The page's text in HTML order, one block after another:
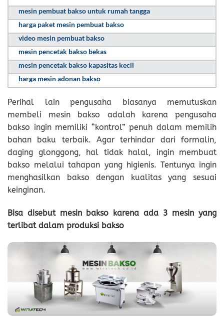
mesin pembuat bakso untuk rumah tangga
harga paket mesin pembuat bakso
video mesin pembuat bakso
mesin pencetak bakso bekas
mesin pencetak bakso kapasitas kecil
harga mesin adonan bakso
Perihal lain pengusaha biasanya memutuskan
membeli mesin bakso adalah karena pengusaha
bakso ingin memiliki “kontrol” penuh dalam memilih
bahan baku terbaik. Agar terhindar dari formalin,
daging glonggong, hal tidak halal, ingin membuat
bakso melalui tahapan yang higienis. Tentunya ingin
menghasilkan bakso dengan kualitas yang sesuai
keinginan.
Bisa disebut mesin bakso karena ada 3 mesin yang
terlibat dalam produksi bakso